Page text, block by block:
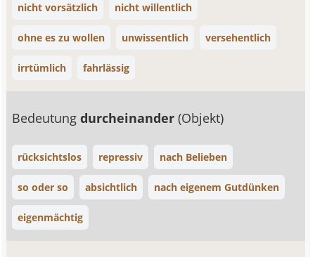
nicht vorsätzlich nicht willentlich
ohne es zu wollen unwissentlich versehentlich
irrtümlich fahrlässig
Bedeutungdurcheinander(Objekt)
rücksichtslos repressiv nach Belieben
so oder so absichtlich nach eigenem Gutdünken
eigenmächtig